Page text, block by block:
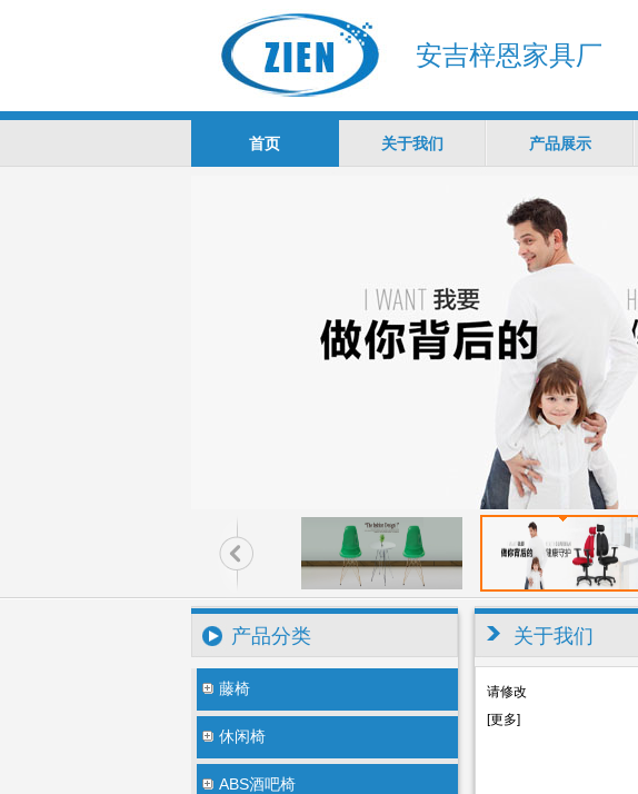
安吉梓恩家具厂
首页 关于我们 产品展示
产品分类
藤椅
休闲椅
ABS酒吧椅
关于我们
请修改
[更多]